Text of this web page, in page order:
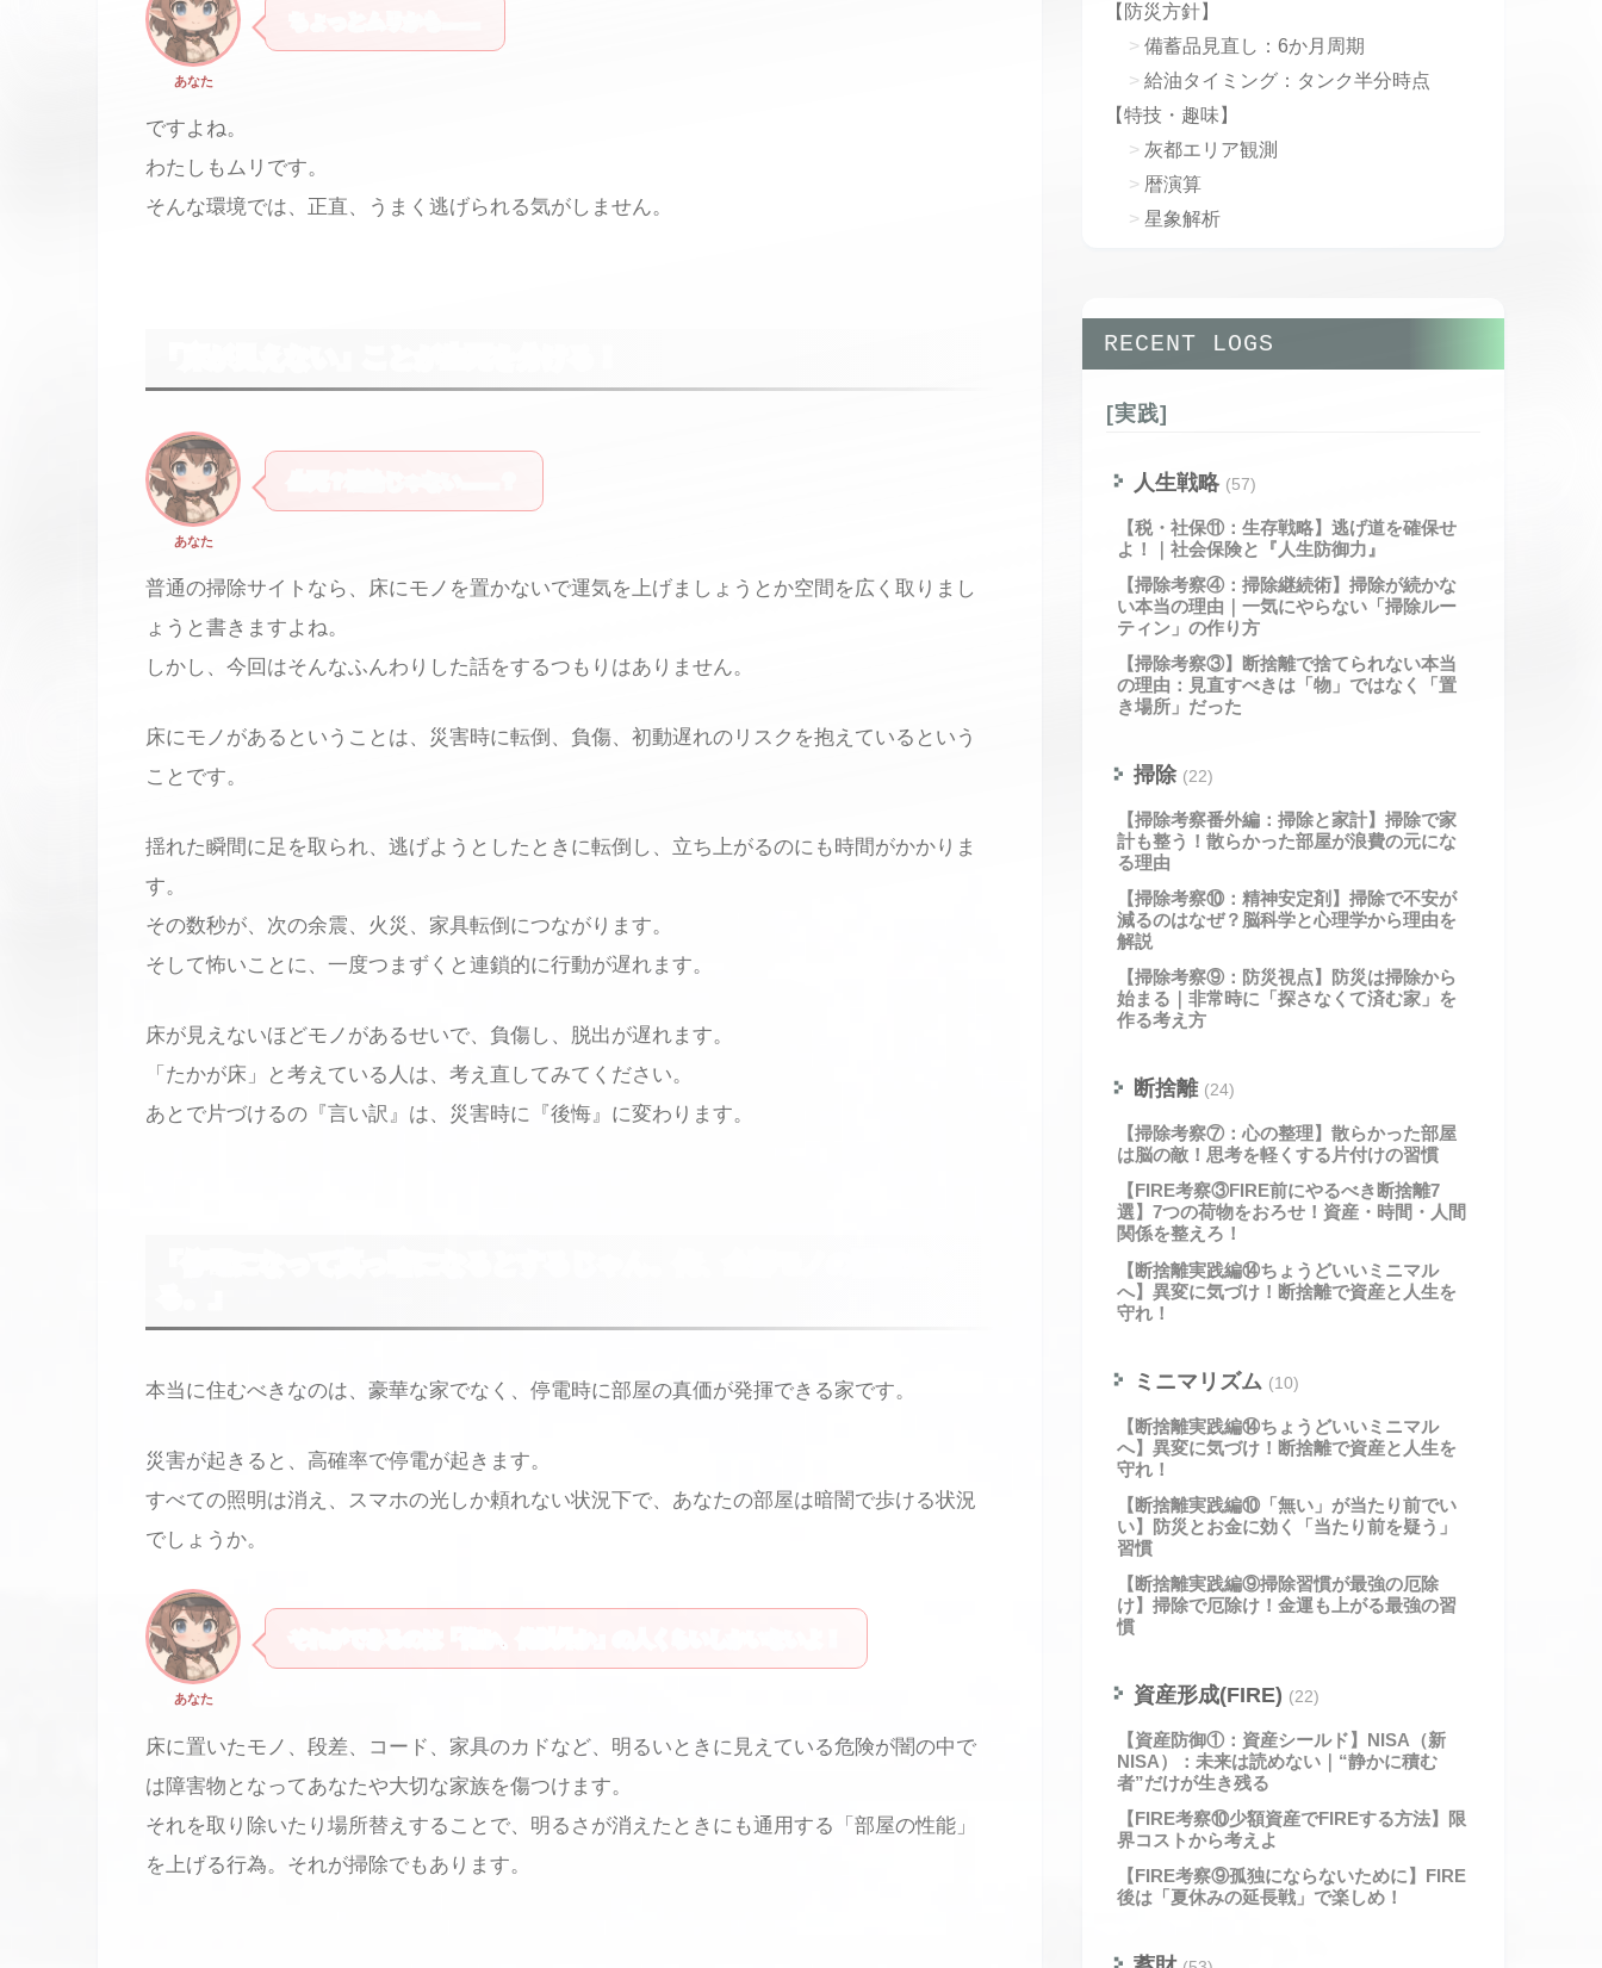
あなた
ですよね。
わたしもムリです。
そんな環境では、正直、うまく逃げられる気がしません。
あなた
普通の掃除サイトなら、床にモノを置かないで運気を上げましょうとか空間を広く取りまし
ょうと書きますよね。
しかし、今回はそんなふんわりした話をするつもりはありません。
床にモノがあるということは、災害時に転倒、負傷、初動遅れのリスクを抱えているという
ことです。
揺れた瞬間に足を取られ、逃げようとしたときに転倒し、立ち上がるのにも時間がかかりま
す。
その数秒が、次の余震、火災、家具転倒につながります。
そして怖いことに、一度つまずくと連鎖的に行動が遅れます。
床が見えないほどモノがあるせいで、負傷し、脱出が遅れます。
「たかが床」と考えている人は、考え直してみてください。
あとで片づけるの『言い訳』は、災害時に『後悔』に変わります。
本当に住むべきなのは、豪華な家でなく、停電時に部屋の真価が発揮できる家です。
災害が起きると、高確率で停電が起きます。
すべての照明は消え、スマホの光しか頼れない状況下で、あなたの部屋は暗闇で歩ける状況
でしょうか。
あなた
床に置いたモノ、段差、コード、家具のカドなど、明るいときに見えている危険が闇の中で
は障害物となってあなたや大切な家族を傷つけます。
それを取り除いたり場所替えすることで、明るさが消えたときにも通用する「部屋の性能」
を上げる行為。それが掃除でもあります。
【防災方針】
備蓄品見直し：6か月周期
給油タイミング：タンク半分時点
【特技・趣味】
灰都エリア観測
暦演算
星象解析
RECENT LOGS
[実践]
人生戦略 (57)
【税・社保⑪：生存戦略】逃げ道を確保せ
よ！｜社会保険と『人生防御力』
【掃除考察④：掃除継続術】掃除が続かな
い本当の理由｜一気にやらない「掃除ルー
ティン」の作り方
【掃除考察③】断捨離で捨てられない本当
の理由：見直すべきは「物」ではなく「置
き場所」だった
掃除 (22)
【掃除考察番外編：掃除と家計】掃除で家
計も整う！散らかった部屋が浪費の元にな
る理由
【掃除考察⑩：精神安定剤】掃除で不安が
減るのはなぜ？脳科学と心理学から理由を
解説
【掃除考察⑨：防災視点】防災は掃除から
始まる｜非常時に「探さなくて済む家」を
作る考え方
断捨離 (24)
【掃除考察⑦：心の整理】散らかった部屋
は脳の敵！思考を軽くする片付けの習慣
【FIRE考察③FIRE前にやるべき断捨離7
選】7つの荷物をおろせ！資産・時間・人間
関係を整えろ！
【断捨離実践編⑭ちょうどいいミニマル
へ】異変に気づけ！断捨離で資産と人生を
守れ！
ミニマリズム (10)
【断捨離実践編⑭ちょうどいいミニマル
へ】異変に気づけ！断捨離で資産と人生を
守れ！
【断捨離実践編⑩「無い」が当たり前でい
い】防災とお金に効く「当たり前を疑う」
習慣
【断捨離実践編⑨掃除習慣が最強の厄除
け】掃除で厄除け！金運も上がる最強の習
慣
資産形成(FIRE) (22)
【資産防御①：資産シールド】NISA（新
NISA）：未来は読めない｜“静かに積む
者”だけが生き残る
【FIRE考察⑩少額資産でFIREする方法】限
界コストから考えよ
【FIRE考察⑨孤独にならないために】FIRE
後は「夏休みの延長戦」で楽しめ！